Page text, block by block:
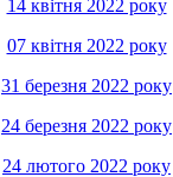
14 квітня 2022 року
07 квітня 2022 року
31 березня 2022 року
24 березня 2022 року
24 лютого 2022 року